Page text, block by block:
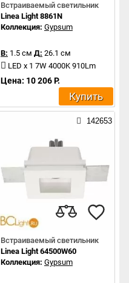
Встраиваемый светильник
Linea Light 8861N
Коллекция: Gypsum
В: 1.5 см Д: 26.1 см
LED x 1 7W 4000K 910Lm
Цена: 10 206 Р.
Купить
142653
Встраиваемый светильник
Linea Light 64500W60
Коллекция: Gypsum